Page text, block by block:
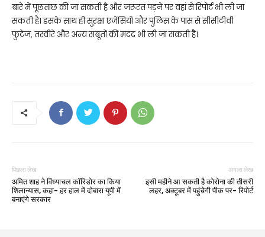
बारे में पूछताछ की जा सकती है और जरूरत पड़ने पर वहां से रिपोर्ट भी ली जा
सकती है। इसके साथ ही सुरक्षा एजेंसियों और पुलिस के पास से सीसीटीवी
फुटेज, तस्वीरे और अन्य सबूतों की मदद भी ली जा सकती है।
पिछला लेख
अमित शाह ने विंध्याचल कॉरिडोर का किया
शिलान्यास, कहा- हर हाल में दोबारा यूपी में
बनाएंगे सरकार
अगला लेख
इसी महीने आ सकती है कोरोना की तीसरी
लहर, अक्टूबर में पहुंचेगी पीक पर- रिपोर्ट